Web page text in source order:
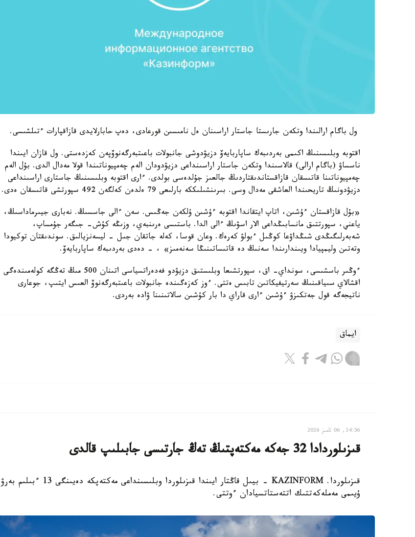
ول باگام ارالىندا وتكەن جارىستا جاستار اراسىنان ەل نامىسىن قورعادى، دەپ حابارلايدى قازاقپارات ءتىلشىسى.
اقتوبە وبلىسىنىڭ اكىمى بەردىبەك ساپاربايەۆ دزيۋدوشى جانبولات باعىتبەرگەنوۆپەن كەزدەستى. ول قازان ايىندا
ناسساۋ (باگام ارالى) قالاسىندا وتكەن جاستار اراسىنداعى دزيۋدودان الەم چەمپيوناتىندا قولا مەدال الدى. بۇل الەم
چەمپيوناتىنا قاتىسقان قازاقستاندىقتاردىڭ جالعىز جۇلدەسى بولدى. ءارى اقتوبە وبلىسىنىڭ جاستارى اراسىنداعى
دزيۋدونىڭ تاريحىندا العاشقى مەدال وسى. بىرىنشىلىككە بارلىعى 79 ەلدەن كەلگەن 492 سپورتشى قاتىسقان ەدى.
«بۇل قازاقستان ءۇشىن، اتاپ ايتقاندا اقتوبە ءۇشىن ۇلكەن جەڭىس. سەن ءالى جاسسىڭ. نەبارى جيىرماداسىڭ،
ياعني، سپورتتىق مانسابىڭداعى الار اسۋىڭ ءالى الدا. باستىسى ەرىنبەي، وزىڭە كۇش- جىگەر جۇمساپ،
شەبەرلىگىڭدى شىڭداۋعا كوڭىل ءبولۋ كەرەك. وعان قوسا، كەلە جاتقان جىل - ليسەنزيالىق. سوندىقتان توكيودا
وتەتىن وليمپيادا ويىندارىندا سەنىڭ دە قاتىساتىنىڭا سەنەمىز» ، - دەدى بەردىبەك ساپاربايەۆ.
ءوڭىر باسشىسى، سونداي- اق، سپورتشىعا وبلىستىق دزيۋدو فەدەراتسياسى اتىنان 500 مىڭ تەڭگە كولەمىندەگى
اقشالاي سىياقىنىڭ سەرتيفيكاتىن تابىس ەتتى. ءوز كەزەگىندە جانبولات باعىتبەرگەنوۆ العىس ايتىپ، جوعارى
ناتيجەگە قول جەتكىزۋ ءۇشىن ءارى قاراي دا بار كۇشىن سالاتىنىنا ۋادە بەردى.
ايماق
14:56, 06 تامىز 2026
قىزىلوردادا 32 جەكە مەكتەپتىڭ تەڭ جارتىسى جابىلىپ قالدى
قىزىلوردا. KAZINFORM - بيىل قاڭتار ايىندا قىزىلوردا وبلىسىنداعى مەكتەپكە دەيىنگى 13 ءبىلىم بەرۋ
ۇيىمى مەملەكەتتىك اتتەستاتسيادان ءوتتى.